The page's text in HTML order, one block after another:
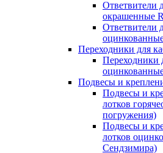
Ответвители
окрашенные
Ответвители
Переходники для
Переходники
Подвесы и
Подвесы и
лотков
погружения)
Подвесы и
лотков
Сендзимира)